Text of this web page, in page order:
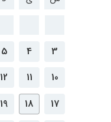
3
4
5
10
11
12
17
18
19